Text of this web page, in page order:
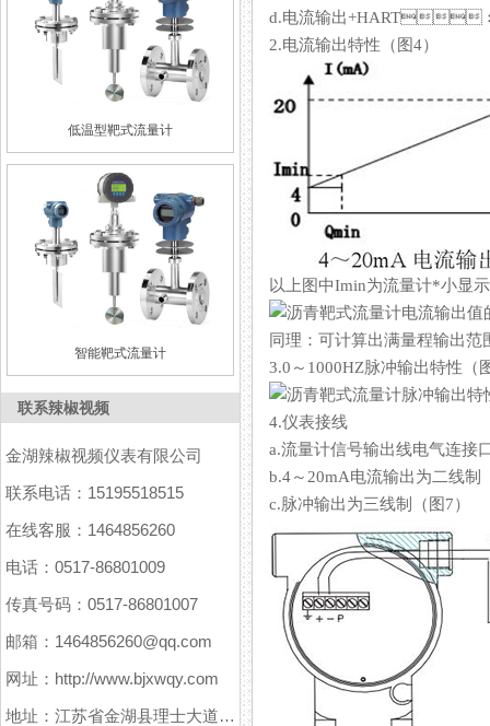
低温型靶式流量计
智能靶式流量计
联系辣椒视频
金湖辣椒视频仪表有限公司
联系电话：15195518515
在线客服：1464856260
电话：0517-86801009
传真号码：0517-86801007
邮箱：1464856260@qq.com
网址：http://www.bjxwqy.com
地址：江苏省金湖县理士大道61号
d.电流输出+HART：4
2.电流输出特性（图4）
以上图中Imin为流量计*小显示流
同理：可计算出满量程输出
3.0～1000HZ脉冲输出特性（
4.仪表接线
a.流量计信号输出线电气连接口
b.4～20mA电流输出为二线制
c.脉冲输出为三线制（图7）